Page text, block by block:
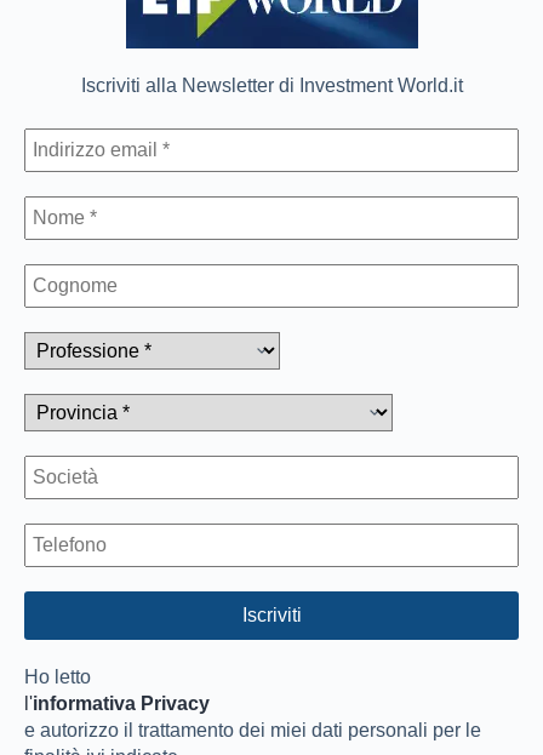
Iscriviti alla Newsletter di Investment World.it
Ho letto
l'informativa Privacy
e autorizzo il trattamento dei miei dati personali per le